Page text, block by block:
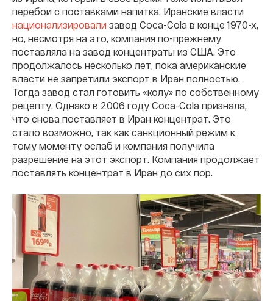
перебои с поставками напитка. Иранские власти
национализировали завод Coca-Cola в конце 1970-х,
но, несмотря на это, компания по-прежнему
поставляла на завод концентраты из США. Это
продолжалось несколько лет, пока американские
власти не запретили экспорт в Иран полностью.
Тогда завод стал готовить «колу» по собственному
рецепту. Однако в 2006 году Coca-Cola признала,
что снова поставляет в Иран концентрат. Это
стало возможно, так как санкционный режим к
тому моменту ослаб и компания получила
разрешение на этот экспорт. Компания продолжает
поставлять концентрат в Иран до сих пор.